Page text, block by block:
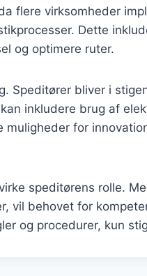
flere virksomheder
Dette
og optimere ruter.
Speditører bliver i
inkludere brug af
for
speditørens rolle.
vil behovet for
og procedurer, kun